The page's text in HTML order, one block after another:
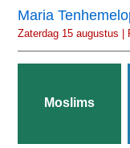
Maria
Zaterdag 15 augustus |
Moslims